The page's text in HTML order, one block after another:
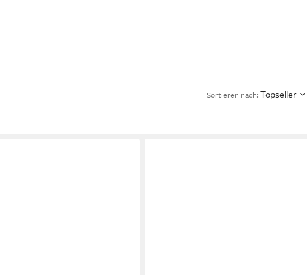
Sortieren nach: Topseller